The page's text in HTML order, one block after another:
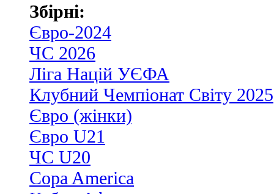
Збірні:
Євро-2024
ЧС 2026
Ліга Націй УЄФА
Клубний Чемпіонат Світу 2025
Євро (жінки)
Євро U21
ЧС U20
Copa America